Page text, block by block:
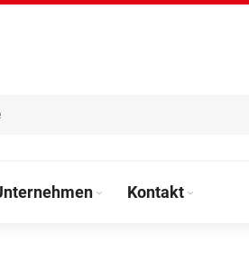
Kontakt